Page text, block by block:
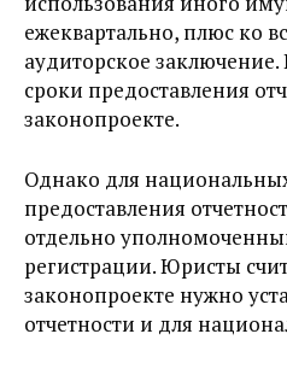
ежеквартально, плюс ко
аудиторское
сроки предоставления
законопроекте.
Однако для
предоставления
отдельно
регистрации. Юристы
законопроекте нужно
отчетности и для